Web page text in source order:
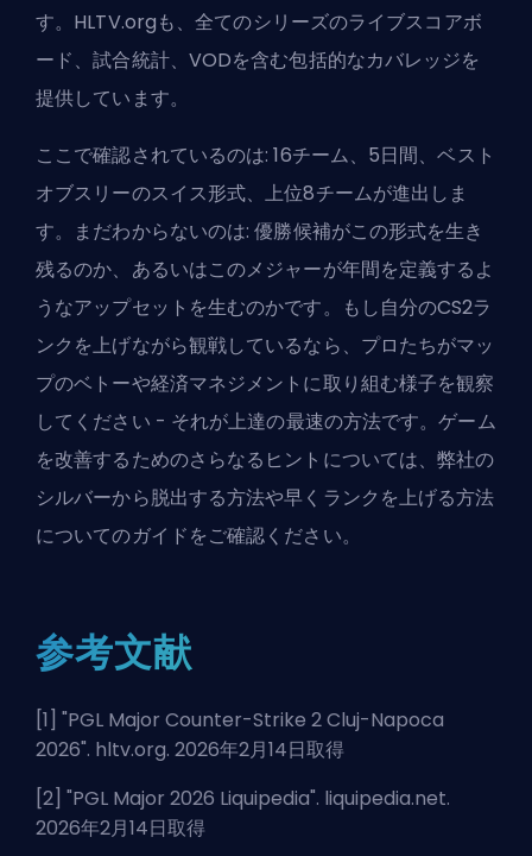
す。HLTV.orgも、全てのシリーズのライブスコアボ
ード、試合統計、VODを含む包括的なカバレッジを
提供しています。
ここで確認されているのは: 16チーム、5日間、ベスト
オブスリーのスイス形式、上位8チームが進出しま
す。まだわからないのは: 優勝候補がこの形式を生き
残るのか、あるいはこのメジャーが年間を定義するよ
うなアップセットを生むのかです。もし自分のCS2ラ
ンク を上げながら観戦しているなら、プロたちがマッ
プのベトーや経済マネジメントに取り組む様子を観察
してください - それが上達の最速の方法です。ゲーム
を改善するためのさらなるヒントについては、弊社の
シルバーから脱出する方法や早くランクを上げる方法
についてのガイドをご確認ください。
参考文献
[1] "PGL Major Counter-Strike 2 Cluj-Napoca
2026". hltv.org. 2026年2月14日取得
[2] "PGL Major 2026 Liquipedia". liquipedia.net.
2026年2月14日取得